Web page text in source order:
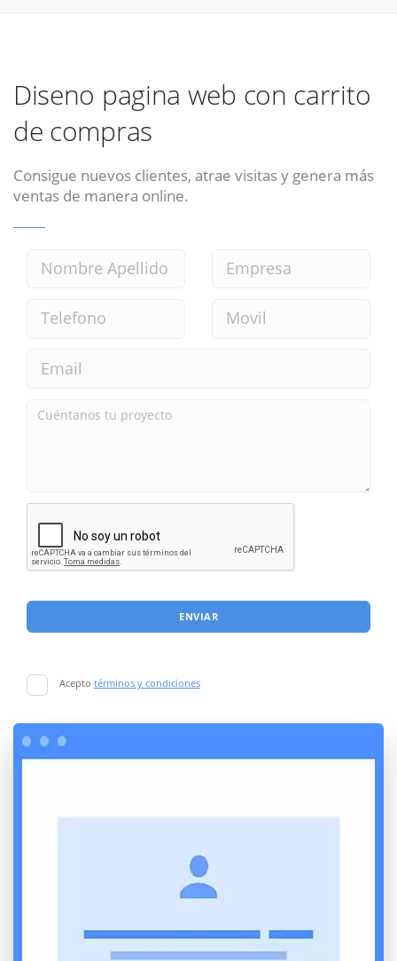
Diseno pagina web con carrito
de compras
Consigue nuevos clientes, atrae visitas y genera más
ventas de manera online.
ENVIAR
Acepto términos y condiciones